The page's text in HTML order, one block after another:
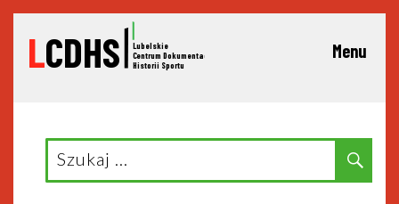
LCDHS Lubelskie
Centrum Dokumentacji
Historii Sportu
Menu
Search
for: